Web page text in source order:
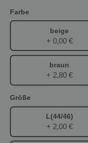
Farbe
beige
+ 0,00 €
braun
+ 2,80 €
Größe
L(44/46)
+ 2,00 €